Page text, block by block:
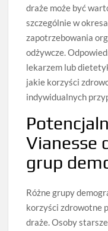
draże może być
szczególnie w
zapotrzebowania
odżywcze.
lekarzem lub
jakie korzyści
indywidualnych
Vianesse
grup
Różne grupy
korzyści zdrowotne
draże. Osoby